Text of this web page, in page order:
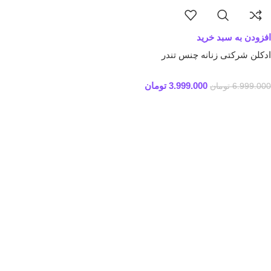
افزودن به سبد خرید
ادکلن شرکتی زنانه چنس تندر
6.999.000 تومان 3.999.000 تومان